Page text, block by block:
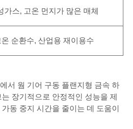
가스, 고온 먼지가 많은 매체
온 순환수, 산업용 재이용수
서 웜 기어 구동 플랜지형 금속 하
장기적으로 안정적인 성능을 제
동 중지 시간을 줄이는 데 도움이